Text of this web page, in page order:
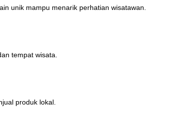
unik mampu menarik perhatian wisatawan.
tempat wisata.
produk lokal.